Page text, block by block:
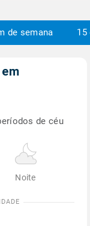
de semana 15
em
de céu
Noite